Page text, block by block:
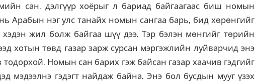
сан, дэлгүүр хоёрыг л бариад байгаагаас биш номын
Арабын нэг улс танайх номын сангаа барь, бид хөрөнгийг
хэдэн жил болж байгаа шүү дээ. Тэр бэлэн мөнгийг төрийн
хотын төвд газар зарж сурсан мэргэжлийн луйварчид энэ
тодорхой. Номын сан барих гэж байсан газар хаачив гэдгийг
мэдээлнэ гэдэгт найдаж байна. Энэ бол бусдын мууг үзэх